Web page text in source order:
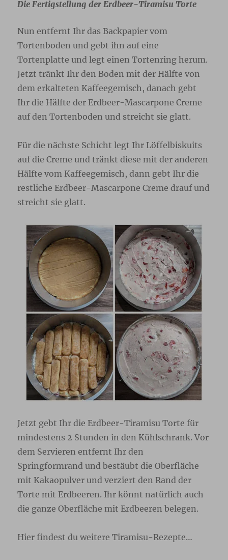
Die Fertigstellung der Erdbeer-Tiramisu Torte
Nun entfernt Ihr das Backpapier vom
Tortenboden und gebt ihn auf eine
Tortenplatte und legt einen Tortenring herum.
Jetzt tränkt Ihr den Boden mit der Hälfte von
dem erkalteten Kaffeegemisch, danach gebt
Ihr die Hälfte der Erdbeer-Mascarpone Creme
auf den Tortenboden und streicht sie glatt.
Für die nächste Schicht legt Ihr Löffelbiskuits
auf die Creme und tränkt diese mit der anderen
Hälfte vom Kaffeegemisch, dann gebt Ihr die
restliche Erdbeer-Mascarpone Creme drauf und
streicht sie glatt.
Jetzt gebt Ihr die Erdbeer-Tiramisu Torte für
mindestens 2 Stunden in den Kühlschrank. Vor
dem Servieren entfernt Ihr den
Springformrand und bestäubt die Oberfläche
mit Kakaopulver und verziert den Rand der
Torte mit Erdbeeren. Ihr könnt natürlich auch
die ganze Oberfläche mit Erdbeeren belegen.
Hier findest du weitere Tiramisu-Rezepte…